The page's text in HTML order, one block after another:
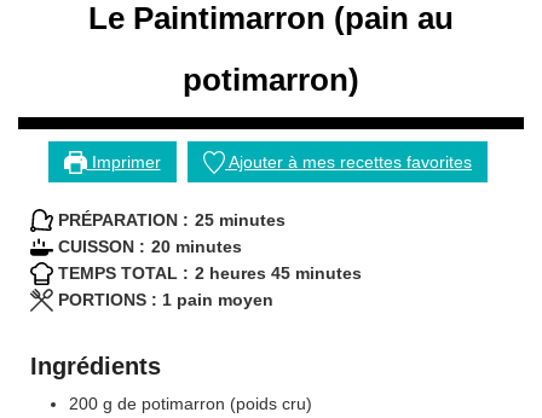
Le Paintimarron (pain au
potimarron)
Imprimer Ajouter à mes recettes favorites
PRÉPARATION : 25minutes
minutes
CUISSON : 20minutes
minutes
TEMPS TOTAL : 2heures
heures 45minutes
minutes
PORTIONS : 1 pain moyen
Ingrédients
200 g de potimarron (poids cru)